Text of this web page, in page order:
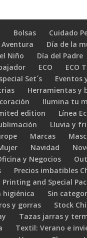
Bolsas
Cuidado
Día de la
Niño
Día del Padre
ECO
ECO
Set´s
Eventos
Herramientas y
Ilumina tu
edition
Línea
Lluvia y
Marcas
Navidad
y Negocios
Precios imbatibles
Printing and Special
higiénica
Sin
y gorras
Stock
Tazas jarras y
Textil: Verano e